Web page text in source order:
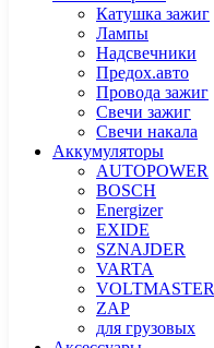
Катушка зажиг
Лампы
Надсвечники
Предох.авто
Провода зажиг
Свечи зажиг
Свечи накала
Аккумуляторы
AUTOPOWER
BOSCH
Energizer
EXIDE
SZNAJDER
VARTA
VOLTMASTER
ZAP
для грузовых